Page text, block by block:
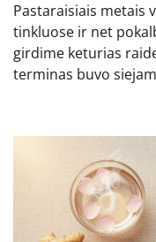
Pastaraisiais metais
tinkluose ir net
girdime keturias
terminas buvo